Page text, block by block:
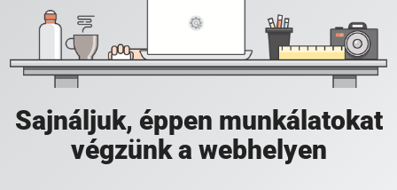
Sajnáljuk, éppen munkálatokat
végzünk a webhelyen